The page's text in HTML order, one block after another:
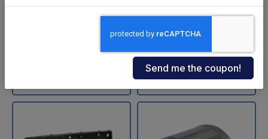
Code: 11711Z
+VAT
Code: 18202L
€ 60,05
Available